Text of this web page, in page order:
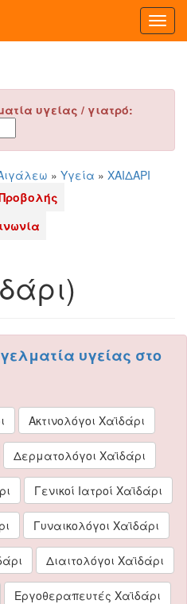
υγείας / γιατρό:
» Υγεία » ΧΑΙΔΑΡΙ
υγείας στο
Ακτινολόγοι Χαϊδάρι
Δερματολόγοι Χαϊδάρι
Γενικοί Ιατροί Χαϊδάρι
Γυναικολόγοι Χαϊδάρι
Διαιτολόγοι Χαϊδάρι
Εργοθεραπευτές Χαϊδάρι